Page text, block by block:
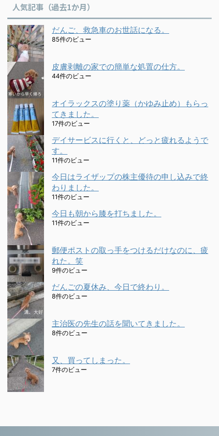
人気記事（過去1か月）
だんご、救急車のお世話になる。
85件のビュー
皮膚剥離の家での簡単な処置の仕方。
44件のビュー
オイラックスの塗り薬（かゆみ止め）もらっ
てきました。
17件のビュー
デイサービスに行くと、どっと疲れるようで
す。
11件のビュー
今日はライザップの株主優待の申し込みで終
わりました。
11件のビュー
今日も朝から膝を打ちました。
11件のビュー
郵便ポストの取っ手をつけるだけなのに、疲
れた。笑
9件のビュー
だんごの夏休み、今日で終わり。
8件のビュー
主治医の先生の話を聞いてきました。
8件のビュー
又、買ってしまった。
7件のビュー